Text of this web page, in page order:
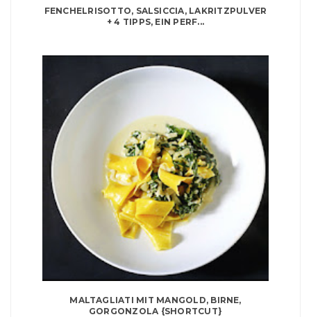
FENCHELRISOTTO, SALSICCIA, LAKRITZPULVER
+ 4 TIPPS, EIN PERF...
MALTAGLIATI MIT MANGOLD, BIRNE,
GORGONZOLA {SHORTCUT}